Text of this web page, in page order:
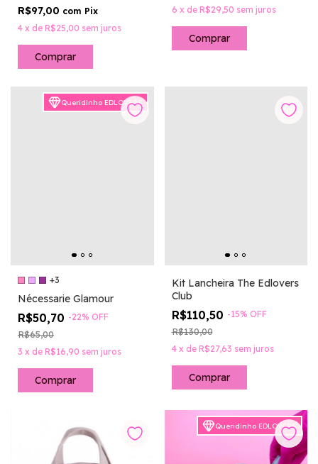
R$97,00 com Pix
4 x de R$25,00 sem juros
Comprar
6 x de R$29,50 sem juros
Queridinho EDLOVERS
+3
Nécessarie Glamour
R$50,70 -22% OFF
R$65,00
3 x de R$16,90 sem juros
Comprar
Kit Lancheira The Edlovers
Club
R$110,50 -15% OFF
R$130,00
4 x de R$27,63 sem juros
Queridinho EDLOVERS